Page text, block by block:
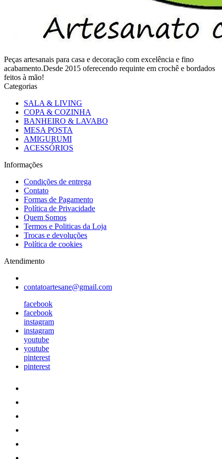
Peças artesanais para casa e decoração com excelência e fino
acabamento.Desde 2015 oferecendo requinte em crochê e bordados
feitos à mão!
Categorias
SALA & LIVING
COPA & COZINHA
BANHEIRO & LAVABO
MESA POSTA
AMIGURUMI
ACESSÓRIOS
Informações
Condições de entrega
Contato
Formas de Pagamento
Política de Privacidade
Quem Somos
Termos e Politicas da Loja
Trocas e devoluções
Política de cookies
Atendimento
contatoartesane@gmail.com
facebook
facebook
instagram
instagram
youtube
youtube
pinterest
pinterest